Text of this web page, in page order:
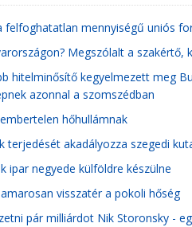
felfoghatatlan mennyiségű uniós
Megszólalt a szakértő,
hitelminősítő kegyelmezett meg
azonnal a szomszédban
hőhullámnak
akadályozza szegedi
ipar negyede külföldre készülne
visszatér a pokoli hőség
pár milliárdot Nik Storonsky -